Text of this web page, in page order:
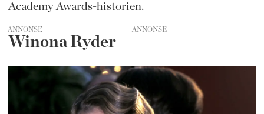
Academy Awards-historien.
ANNONSE
Winona Ryder